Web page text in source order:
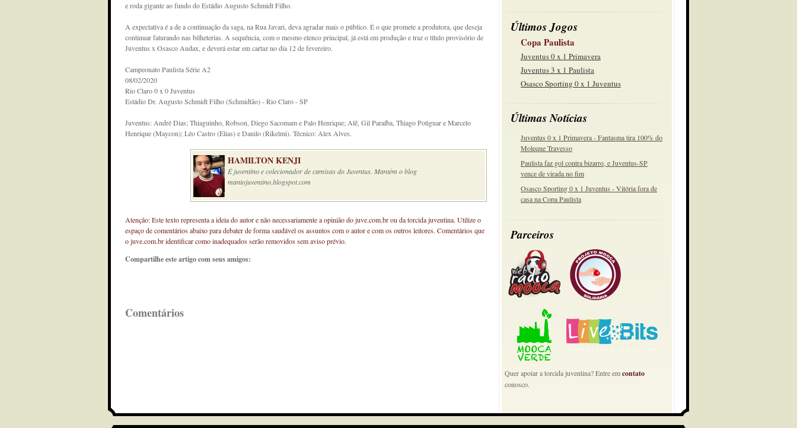
Últimos Jogos
Copa Paulista
Juventus 0 x 1 Primavera
Juventus 3 x 1 Paulista
Osasco Sporting 0 x 1 Juventus
Últimas Notícias
Juventus 0 x 1 Primavera - Fantasma tira 100% do
Moleque Travesso
Paulista faz gol contra bizarro, e Juventus-SP
vence de virada no fim
Osasco Sporting 0 x 1 Juventus - Vitória fora de
casa na Copa Paulista
Parceiros
Quer apoiar a torcida juventina? Entre emcontato
conosco.
e roda gigante ao fundo do Estádio Augusto Schmidt Filho.
A expectativa é a de a continuação da saga, na Rua Javari, deva agradar mais o público. É o que promete a produtora, que deseja
continuar faturando nas bilheterias. A sequência, com o mesmo elenco principal, já está em produção e traz o título provisório de
Juventus x Osasco Audax, e deverá estar em cartaz no dia 12 de fevereiro.
Campeonato Paulista Série A2
08/02/2020
Rio Claro 0 x 0 Juventus
Estádio Dr. Augusto Schmidt Filho (Schmidtão) - Rio Claro - SP
Juventus: André Dias; Thiaguinho, Robson, Diego Sacomam e Palo Henrique; Alê, Gil Paraíba, Thiago Potiguar e Marcelo
Henrique (Maycon); Léo Castro (Elias) e Danilo (Rikelmi). Técnico: Alex Alves.
HAMILTON KENJI
É juventino e colecionador de camisas do Juventus. Mantém o blog
mantojuventino.blogspot.com
Atenção: Este texto representa a ideia do autor e não necessariamente a opinião do juve.com.br ou da torcida juventina. Utilize o
espaço de comentários abaixo para debater de forma saudável os assuntos com o autor e com os outros leitores. Comentários que
o juve.com.br identificar como inadequados serão removidos sem aviso prévio.
Compartilhe este artigo com seus amigos:
Comentários